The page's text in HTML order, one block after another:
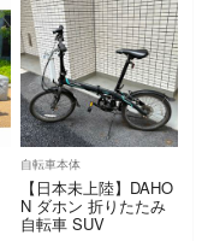
自転車本体
【日本未上陸】DAHO
N ダホン 折りたたみ
自転車 SUV